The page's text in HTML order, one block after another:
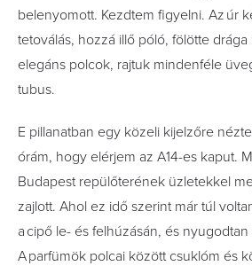
belenyomott. Kezdtem figyelni. Az úr
tetoválás, hozzá illő póló, fölötte
elegáns polcok, rajtuk mindenféle
tubus.
E pillanatban egy közeli kijelzőre
órám, hogy elérjem az A14-es kaput.
Budapest repülőterének üzletekkel
zajlott. Ahol ez idő szerint már túl
a cipő le- és felhúzásán, és
A parfümök polcai között csuklóm és